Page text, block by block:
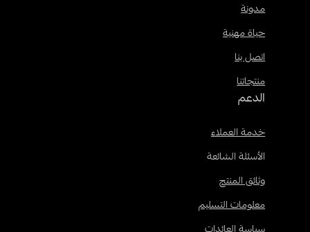
مدونة
حياة مهنية
اتصل بنا
منتجاتنا
الدعم
خدمة العملاء
الأسئلة الشائعة
وثائق المنتج
معلومات التسليم